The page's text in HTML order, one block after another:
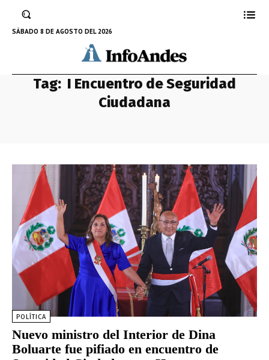
SÁBADO 8 DE AGOSTO DEL 2026
Tag: I Encuentro de Seguridad
Ciudadana
POLÍTICA
Nuevo ministro del Interior de Dina
Boluarte fue pifiado en encuentro de